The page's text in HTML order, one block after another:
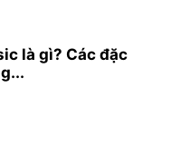
là gì? Các đặc